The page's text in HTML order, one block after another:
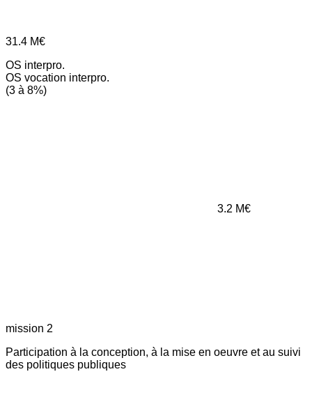
31.4 M€
OS interpro.
OS vocation interpro.
(3 à 8%)
3.2 M€
mission 2
Participation à la conception, à la mise en oeuvre et au suivi
des politiques publiques